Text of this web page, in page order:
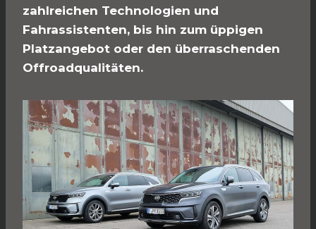
zahlreichen Technologien und
Fahrassistenten, bis hin zum üppigen
Platzangebot oder den überraschenden
Offroadqualitäten.